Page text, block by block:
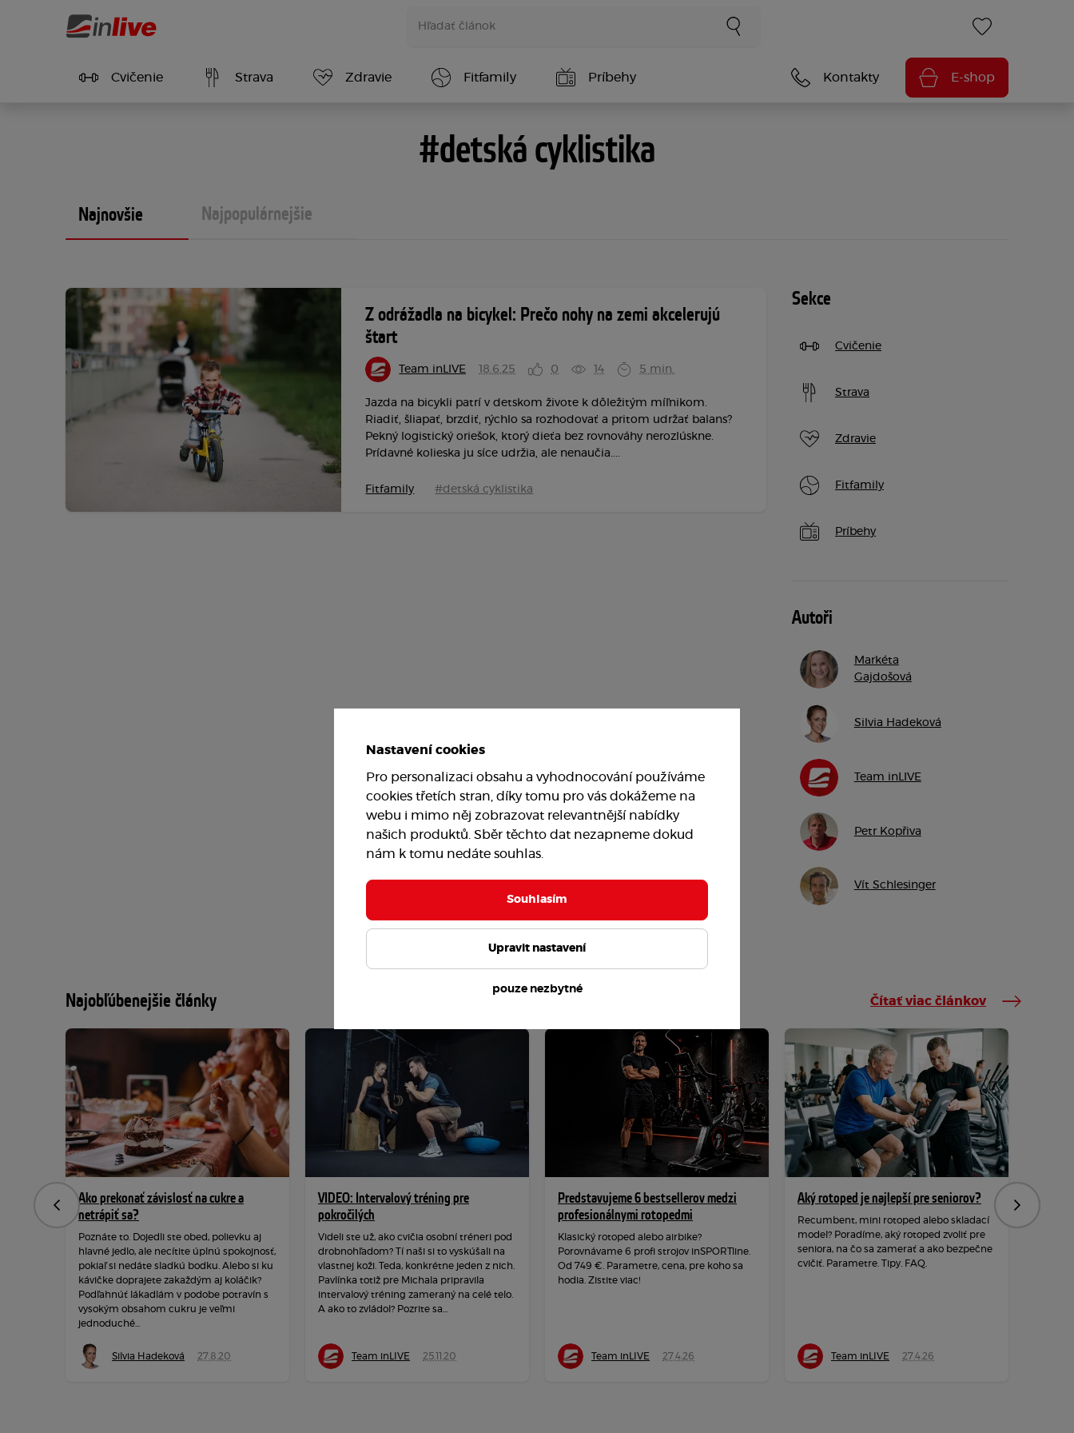
Cvičenie Strava Zdravie Fitfamily Príbehy Kontakty E-shop
#detská cyklistika
Najnovšie Najpopulárnejšie
Z odrážadla na bicykel: Prečo nohy na zemi akcelerujú
štart
Team inLIVE 18.6.25 0 14 5 min.
Jazda na bicykli patrí v detskom živote k dôležitým míľnikom.
Riadiť, šliapať, brzdiť, rýchlo sa rozhodovať a pritom udržať balans?
Pekný logistický oriešok, ktorý dieťa bez rovnováhy nerozlúskne.
Prídavné kolieska ju síce udržia, ale nenaučia....
Fitfamily #detská cyklistika
Sekce
Cvičenie
Strava
Zdravie
Fitfamily
Príbehy
Autoři
Markéta
Gajdošová
Silvia Hadeková
Team inLIVE
Petr Kopřiva
Vít Schlesinger
Najobľúbenejšie články Čítať viac článkov
Ako prekonať závislosť na cukre a
netrápiť sa?
Poznáte to. Dojedli ste obed, polievku aj
hlavné jedlo, ale necítite úplnú spokojnosť,
pokiaľ si nedáte sladkú bodku. Alebo si ku
kávičke doprajete zakaždým aj koláčik?
Podľahnúť lákadlám v podobe potravín s
vysokým obsahom cukru je veľmi
jednoduché...
Silvia Hadeková 27.8.20
VIDEO: Intervalový tréning pre
pokročilých
Videli ste už, ako cvičia osobní tréneri pod
drobnohľadom? Tí naši si to vyskúšali na
vlastnej koži. Teda, konkrétne jeden z nich.
Pavlínka totiž pre Michala pripravila
intervalový tréning zameraný na celé telo.
A ako to zvládol? Pozrite sa...
Team inLIVE 25.11.20
Predstavujeme 6 bestsellerov medzi
profesionálnymi rotopedmi
Klasický rotoped alebo airbike?
Porovnávame 6 profi strojov inSPORTline.
Od 749 €. Parametre, cena, pre koho sa
hodia. Zistite viac!
Team inLIVE 27.4.26
Aký rotoped je najlepší pre seniorov?
Recumbent, mini rotoped alebo skladací
model? Poradíme, aký rotoped zvoliť pre
seniora, na čo sa zamerať a ako bezpečne
cvičiť. Parametre. Tipy. FAQ.
Team inLIVE 27.4.26
Ako
Predchádzajúca
Nastavení cookies
Pro personalizaci obsahu a vyhodnocování používáme
cookies třetích stran, díky tomu pro vás dokážeme na
webu i mimo něj zobrazovat relevantnější nabídky
našich produktů. Sběr těchto dat nezapneme dokud
nám k tomu nedáte souhlas.
Souhlasím
Upravit nastavení
pouze nezbytné